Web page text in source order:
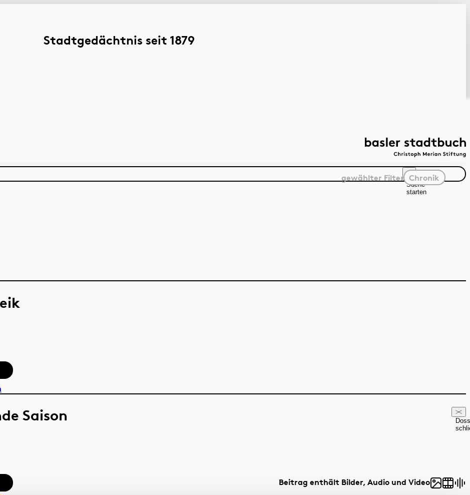
Suche
starten
gewählter Filter Chronik
Stadtgedächtnis seit 1879
Saison
Beitrag enthält Bilder, Audio und Video